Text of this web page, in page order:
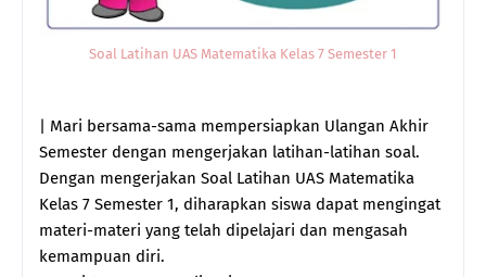
Soal Latihan UAS Matematika Kelas 7 Semester 1
| Mari bersama-sama mempersiapkan Ulangan Akhir
Semester dengan mengerjakan latihan-latihan soal.
Dengan mengerjakan Soal Latihan UAS Matematika
Kelas 7 Semester 1, diharapkan siswa dapat mengingat
materi-materi yang telah dipelajari dan mengasah
kemampuan diri.